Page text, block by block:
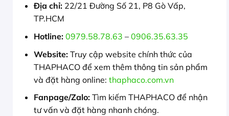
Địa chỉ:22/21 Đường Số 21, P8 Gò Vấp,
TP.HCM
Hotline: 0979.58.78.63 – 0906.35.63.35
Website:Truy cập website chính thức của
THAPHACO để xem thêm thông tin sản phẩm
và đặt hàng online: thaphaco.com.vn
Fanpage/Zalo:Tìm kiếm THAPHACO để nhận
tư vấn và đặt hàng nhanh chóng.